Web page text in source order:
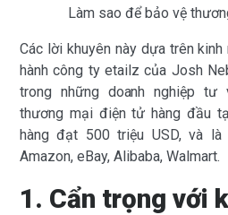
Làm sao để bảo vệ
Các lời khuyên này dựa trên
hành công ty etailz của Josh
trong những doanh nghiệp tư
thương mại điện tử hàng đầu
hàng đạt 500 triệu USD, và
Amazon, eBay, Alibaba, Walmart.
1. Cẩn trọng với